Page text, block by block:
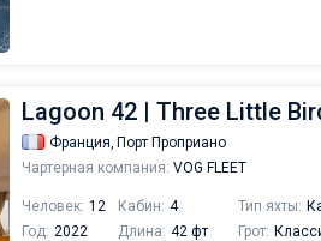
Lagoon 42 | Three Little
Франция, Порт Проприано
Чартерная компания: VOG FLEET
Человек: 12 Кабин: 4 Тип яхты:
Год: 2022 Длина: 42 фт Грот: